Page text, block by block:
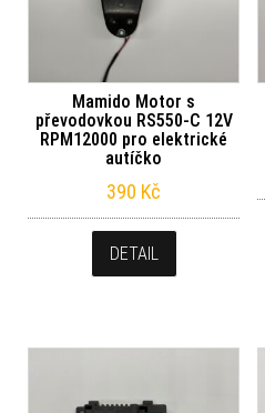
Mamido Motor s
převodovkou RS550-C 12V
RPM12000 pro elektrické
autíčko
390 Kč
DETAIL